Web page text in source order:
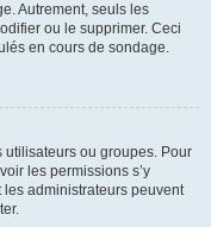
Autrement, seuls les
ou le supprimer. Ceci
en cours de sondage.
utilisateurs ou groupes. Pour
les permissions s’y
administrateurs peuvent